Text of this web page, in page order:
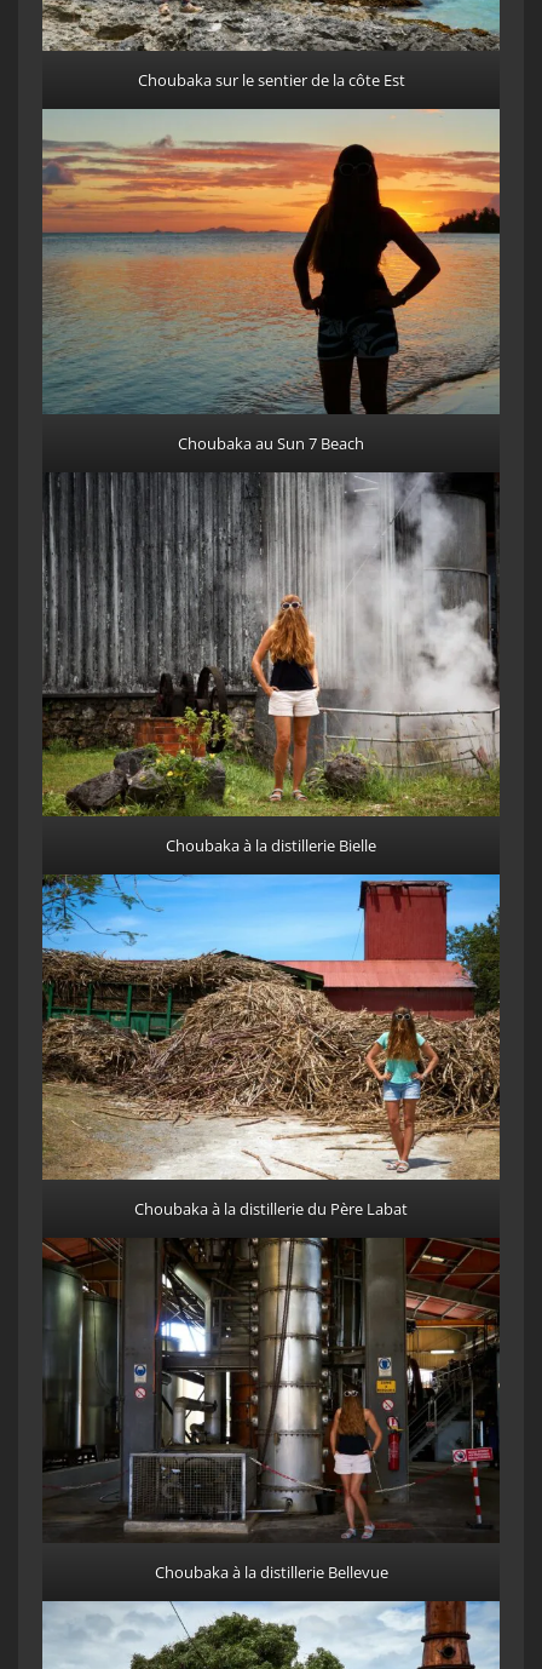
Choubaka sur le sentier de la côte Est
Choubaka au Sun 7 Beach
Choubaka à la distillerie Bielle
Choubaka à la distillerie du Père Labat
Choubaka à la distillerie Bellevue